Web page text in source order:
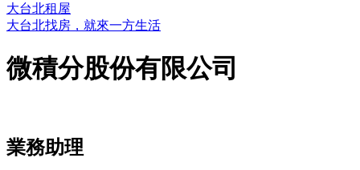
大台北租屋
大台北找房，就來一方生活
微積分股份有限公司
業務助理